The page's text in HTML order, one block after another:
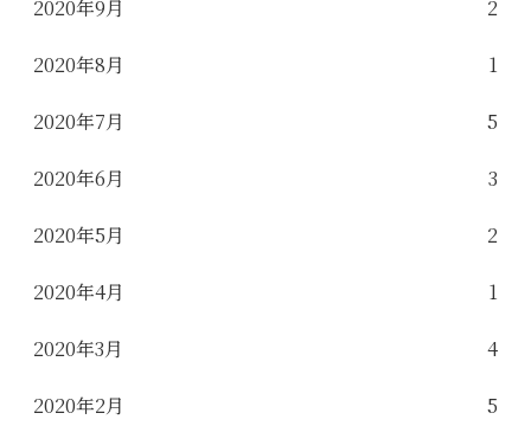
2020年9月 2
2020年8月 1
2020年7月 5
2020年6月 3
2020年5月 2
2020年4月 1
2020年3月 4
2020年2月 5